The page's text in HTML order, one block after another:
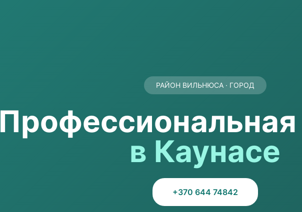
РАЙОН ВИЛЬНЮСА · ГОРОД
Профессиональная
в Каунасе
+370 644 74842